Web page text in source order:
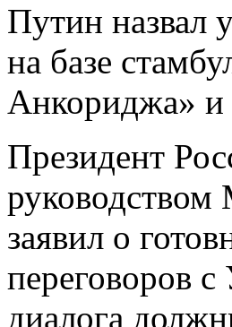
Путин назвал
на базе
Анкориджа» и
Президент
заявил о
переговоров
диалога